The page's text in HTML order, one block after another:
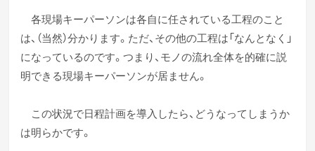
各現場キーパーソンは各自に任されている工程のこと
は、（当然）分かります。ただ、その他の工程は「なんとなく」
になっているのです。つまり、モノの流れ全体を的確に説
明できる現場キーパーソンが居ません。
この状況で日程計画を導入したら、どうなってしまうか
は明らかです。